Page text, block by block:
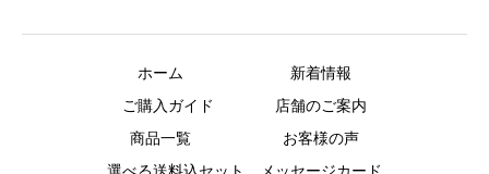
ホーム
新着情報
ご購入ガイド
店舗のご案内
商品一覧
お客様の声